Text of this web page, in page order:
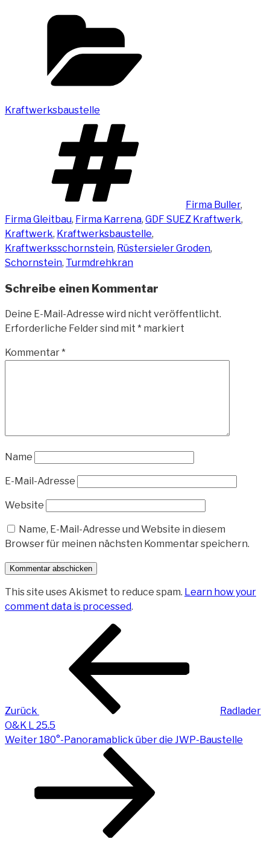
Kraftwerksbaustelle
Firma Buller,
Firma Gleitbau, Firma Karrena, GDF SUEZ Kraftwerk,
Kraftwerk, Kraftwerksbaustelle,
Kraftwerksschornstein, Rüstersieler Groden,
Schornstein, Turmdrehkran
Schreibe einen Kommentar
Deine E-Mail-Adresse wird nicht veröffentlicht.
Erforderliche Felder sind mit * markiert
Kommentar*
Name
E-Mail-Adresse
Website
Name, E-Mail-Adresse und Website in diesem
Browser für meinen nächsten Kommentar speichern.
This site uses Akismet to reduce spam. Learn how your
comment data is processed.
Beitragsnavigation
Zurück
Radlader
O&K L 25.5
Nächster
Weiter 180°-Panoramablick über die JWP-Baustelle